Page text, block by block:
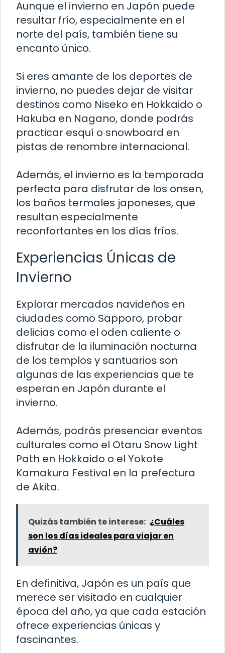
Aunque el invierno en Japón puede
resultar frío, especialmente en el
norte del país, también tiene su
encanto único.
Si eres amante de los deportes de
invierno, no puedes dejar de visitar
destinos como Niseko en Hokkaido o
Hakuba en Nagano, donde podrás
practicar esquí o snowboard en
pistas de renombre internacional.
Además, el invierno es la temporada
perfecta para disfrutar de los onsen,
los baños termales japoneses, que
resultan especialmente
reconfortantes en los días fríos.
Experiencias Únicas de
Invierno
Explorar mercados navideños en
ciudades como Sapporo, probar
delicias como el oden caliente o
disfrutar de la iluminación nocturna
de los templos y santuarios son
algunas de las experiencias que te
esperan en Japón durante el
invierno.
Además, podrás presenciar eventos
culturales como el Otaru Snow Light
Path en Hokkaido o el Yokote
Kamakura Festival en la prefectura
de Akita.
Quizás también te interese: ¿Cuáles
son los días ideales para viajar en
avión?
En definitiva, Japón es un país que
merece ser visitado en cualquier
época del año, ya que cada estación
ofrece experiencias únicas y
fascinantes.